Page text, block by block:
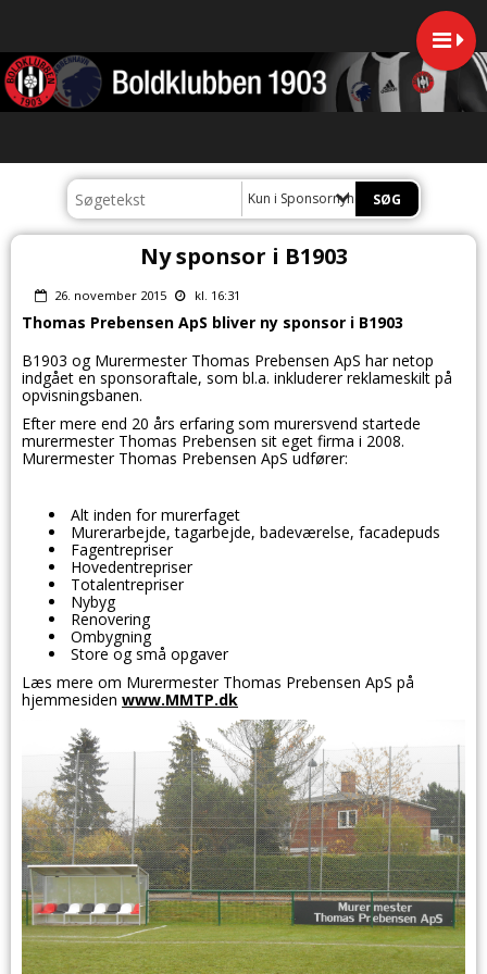
Kun i Sponsornyheder
Ny sponsor i B1903
26. november 2015 kl. 16:31
Thomas Prebensen ApS bliver ny sponsor i B1903
B1903 og Murermester Thomas Prebensen ApS har netop
indgået en sponsoraftale, som bl.a. inkluderer reklameskilt på
opvisningsbanen.
Efter mere end 20 års erfaring som murersvend startede
murermester Thomas Prebensen sit eget firma i 2008.
Murermester Thomas Prebensen ApS udfører:
Alt inden for murerfaget
Murerarbejde, tagarbejde, badeværelse, facadepuds
Fagentrepriser
Hovedentrepriser
Totalentrepriser
Nybyg
Renovering
Ombygning
Store og små opgaver
Læs mere om Murermester Thomas Prebensen ApS på
hjemmesiden www.MMTP.dk